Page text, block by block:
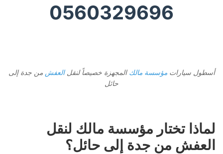
0560329696
أسطول سياراتمؤسسة مالك المجهزة خصيصاً لنقل العفش من جدة إلى
حائل
لماذا تختار مؤسسة مالك لنقل
العفش من جدة إلى حائل؟